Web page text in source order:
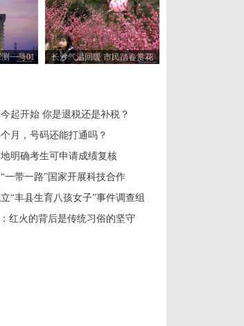
一号01
长沙气温回暖 市民踏春赏花
起开始 你是退税还是补税？
月，号码还能打通吗？
明确考生可申请成绩复核
一带一路”国家开展科技合作
“丰县生育八孩女子”事件调查组
红火的背后是传统习俗的坚守